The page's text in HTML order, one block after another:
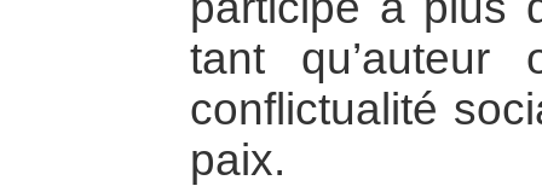
tant
conflictualité
paix.